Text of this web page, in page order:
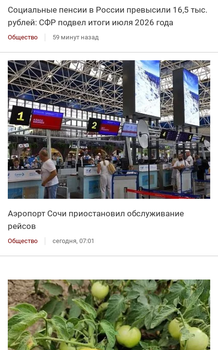
Социальные пенсии в России превысили 16,5 тыс.
рублей: СФР подвел итоги июля 2026 года
Общество 59 минут назад
Аэропорт Сочи приостановил обслуживание
рейсов
Общество сегодня, 07:01